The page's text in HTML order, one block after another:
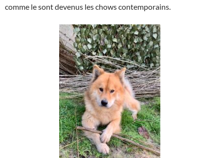
comme le sont devenus les chows contemporains.